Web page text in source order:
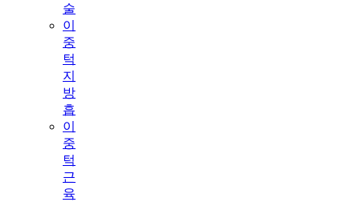
술
이
중
턱
지
방
흡
이
중
턱
근
육